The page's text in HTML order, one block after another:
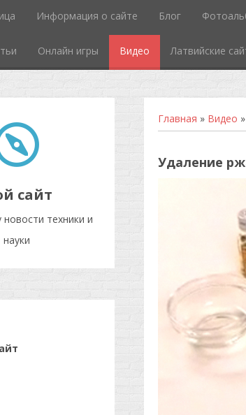
Информация о сайте Блог
Онлайн игры Видео Латвийские
сайт
новости техники и
науки
Главная » Видео »
Удаление